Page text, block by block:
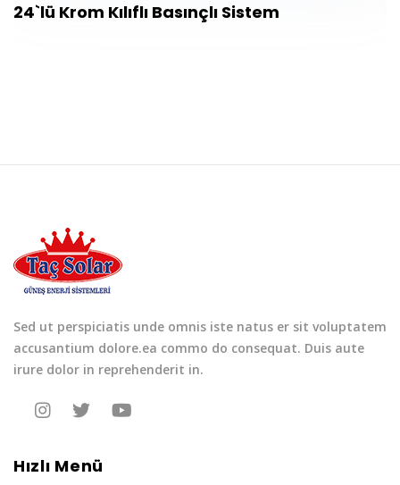
24`lü Krom Kılıflı Basınçlı Sistem
Sed ut perspiciatis unde omnis iste natus er sit voluptatem
accusantium dolore.ea commo do consequat. Duis aute
irure dolor in reprehenderit in.
Hızlı Menü